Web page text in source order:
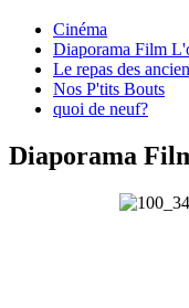
Cinéma
Diaporama Film
Le repas des
Nos P'tits Bouts
quoi de neuf?
Diaporama